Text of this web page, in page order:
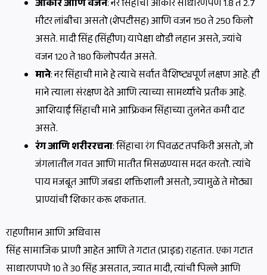
आकार आणि वजन: नर सिंहाचा आकार साधारणपणे 1.8 ते 2.7
मीटर लांबीचा असतो (शेपटीसह) आणि वजन 150 ते 250 किलो
असते. मादी सिंह (सिंहीण) यापेक्षा थोडी लहान असते, ज्यांचे
वजन 120 ते 180 किलोपर्यंत असते.
माने: नर सिंहाची माने हे त्याचे सर्वात वैशिष्ट्यपूर्ण लक्षण आहे. ही
माने त्याला संरक्षण देते आणि त्याच्या सामर्थ्याचे प्रतीक आहे.
आशियाई सिंहाची माने आफ्रिकन सिंहाच्या तुलनेत कमी दाट
असते.
रंग आणि शरीररचना: सिंहाचा रंग पिवळट तपकिरी असतो, जो
जंगलातील गवत आणि मातीत मिसळण्यास मदत करतो. त्यांचे
पाय मजबूत आणि जबडा शक्तिशाली असतो, ज्यामुळे ते मोठ्या
प्राण्यांची शिकार करू शकतात.
राहणीमान आणि अधिवास
सिंह सामाजिक प्राणी आहेत आणि ते गटात (प्राइड) राहतात. एका गटात
साधारणपणे 10 ते 30 सिंह असतात, ज्यात मादी, त्यांची पिल्ले आणि